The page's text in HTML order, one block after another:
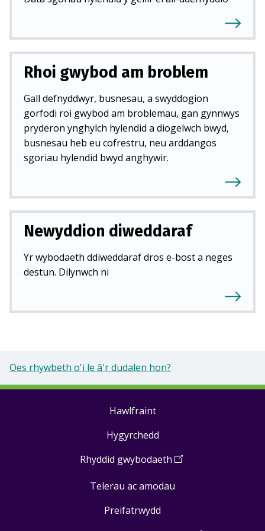
Rhoi gwybod am broblem
Gall defnyddwyr, busnesau, a swyddogion
gorfodi roi gwybod am broblemau, gan gynnwys
pryderon ynghylch hylendid a diogelwch bwyd,
busnesau heb eu cofrestru, neu arddangos
sgoriau hylendid bwyd anghywir.
Newyddion diweddaraf
Yr wybodaeth ddiweddaraf dros e-bost a neges
destun. Dilynwch ni
Oes rhywbeth o'i le â'r dudalen hon?
Hawlfraint
Hygyrchedd
Rhyddid gwybodaeth (Open
a
Telerau ac amodau
Preifatrwydd